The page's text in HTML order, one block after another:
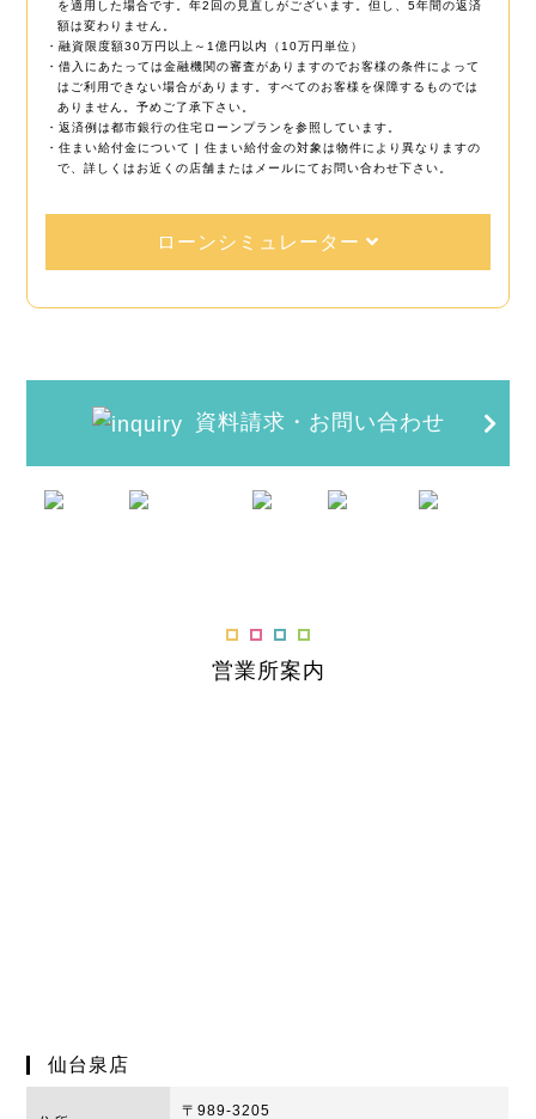
を適用した場合です。年2回の見直しがございます。但し、5年間の返済
額は変わりません。
・融資限度額30万円以上～1億円以内（10万円単位）
・借入にあたっては金融機関の審査がありますのでお客様の条件によって
はご利用できない場合があります。すべてのお客様を保障するものでは
ありません。予めご了承下さい。
・返済例は都市銀行の住宅ローンプランを参照しています。
・住まい給付金について | 住まい給付金の対象は物件により異なりますの
で、詳しくはお近くの店舗またはメールにてお問い合わせ下さい。
ローンシミュレーター
資料請求・お問い合わせ
営業所案内
仙台泉店
〒989-3205